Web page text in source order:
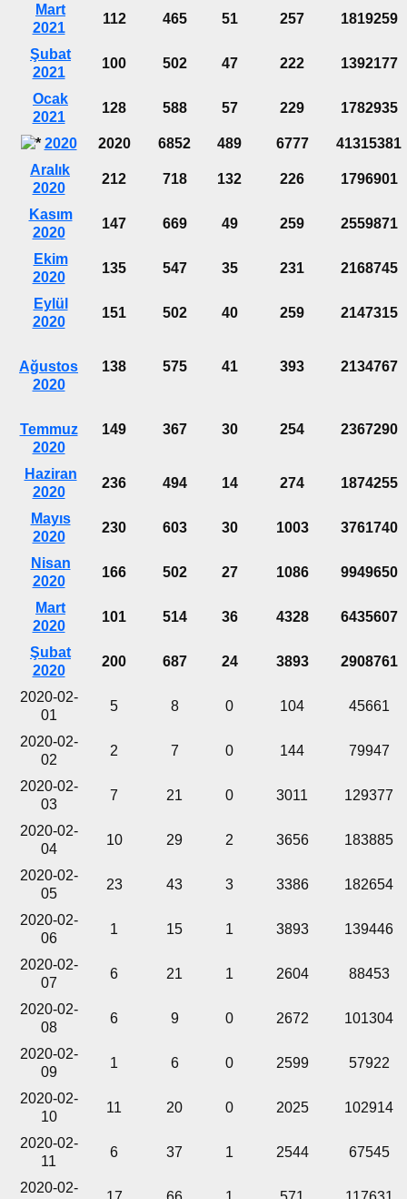
Mart
2021
112 465 51 257 1819259
Şubat
2021
100 502 47 222 1392177
Ocak
2021
128 588 57 229 1782935
2020 2020 6852 489 6777
41315381
Aralık
2020
212 718 132 226 1796901
Kasım
2020
147 669 49 259 2559871
Ekim
2020
135 547 35 231 2168745
Eylül
2020
151 502 40 259 2147315
Ağustos
2020
138 575 41 393 2134767
Temmuz
2020
149 367 30 254 2367290
Haziran
2020
236 494 14 274 1874255
Mayıs
2020
230 603 30 1003 3761740
Nisan
2020
166 502 27 1086 9949650
Mart
2020
101 514 36 4328 6435607
Şubat
2020
200 687 24 3893 2908761
2020-02-
01
5 8 0 104 45661
2020-02-
02
2 7 0 144 79947
2020-02-
03
7 21 0 3011 129377
2020-02-
04
10 29 2 3656 183885
2020-02-
05
23 43 3 3386 182654
2020-02-
06
1 15 1 3893 139446
2020-02-
07
6 21 1 2604 88453
2020-02-
08
6 9 0 2672 101304
2020-02-
09
1 6 0 2599 57922
2020-02-
10
11 20 0 2025 102914
2020-02-
11
6 37 1 2544 67545
2020-02-